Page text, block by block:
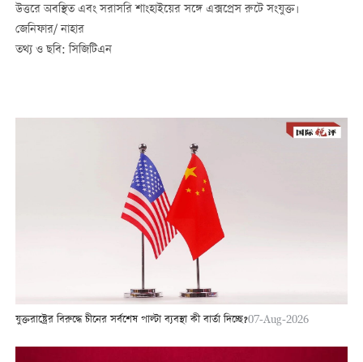
উত্তরে অবস্থিত এবং সরাসরি শাংহাইয়ের সঙ্গে এক্সপ্রেস রুটে সংযুক্ত।
জেনিফার/ নাহার
তথ্য ও ছবি: সিজিটিএন
যুক্তরাষ্ট্রের বিরুদ্ধে চীনের সর্বশেষ পাল্টা ব্যবস্থা কী বার্তা দিচ্ছে?07-Aug-2026